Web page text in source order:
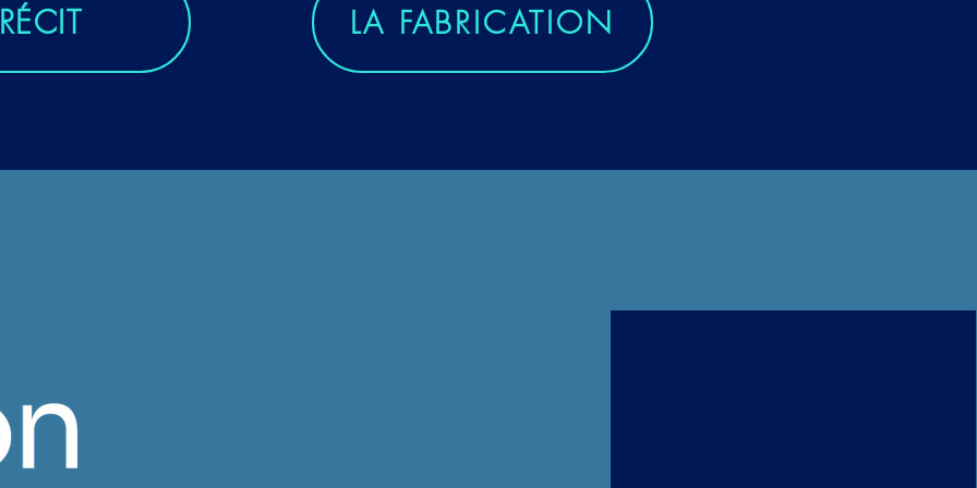
LA FABRICATION